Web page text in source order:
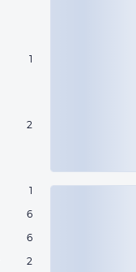
1
2
1
6
6
2